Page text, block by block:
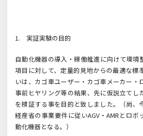
1. 実証実験の目的
自動化機器の導入・稼働推進に向けて環境
項目に対して、定量的見地からの最適な標
いは、カゴ車ユーザー・カゴ車メーカー・
事前ヒヤリング等の結果、先に仮説立てし
を検証する事を目的と致しました。（尚、
経産省の事業要件に従いAGV・AMRとロボ
動化機器となる。）